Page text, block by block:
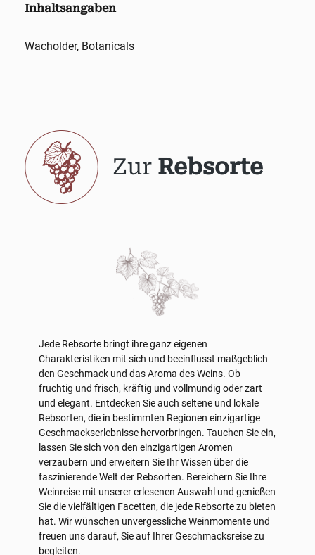
Inhaltsangaben
Wacholder, Botanicals
Zur Rebsorte
Jede Rebsorte bringt ihre ganz eigenen
Charakteristiken mit sich und beeinflusst maßgeblich
den Geschmack und das Aroma des Weins. Ob
fruchtig und frisch, kräftig und vollmundig oder zart
und elegant. Entdecken Sie auch seltene und lokale
Rebsorten, die in bestimmten Regionen einzigartige
Geschmackserlebnisse hervorbringen. Tauchen Sie ein,
lassen Sie sich von den einzigartigen Aromen
verzaubern und erweitern Sie Ihr Wissen über die
faszinierende Welt der Rebsorten. Bereichern Sie Ihre
Weinreise mit unserer erlesenen Auswahl und genießen
Sie die vielfältigen Facetten, die jede Rebsorte zu bieten
hat. Wir wünschen unvergessliche Weinmomente und
freuen uns darauf, Sie auf Ihrer Geschmacksreise zu
begleiten.